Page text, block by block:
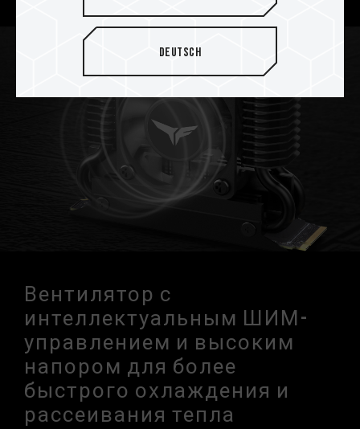
Вентилятор с
интеллектуальным ШИМ-
управлением и высоким
напором для более
быстрого охлаждения и
рассеивания тепла
Deutsch